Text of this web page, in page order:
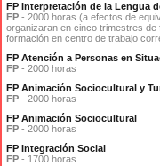
FP Interpretación de la Lengua
FP - 2000 horas (a efectos de
organizaran en cinco trimestres
formación en centro de trabajo
FP Atención a Personas en
FP - 2000 horas
FP Animación Sociocultural y
FP - 2000 horas
FP Animación Sociocultural
FP - 2000 horas
FP Integración Social
FP - 1700 horas